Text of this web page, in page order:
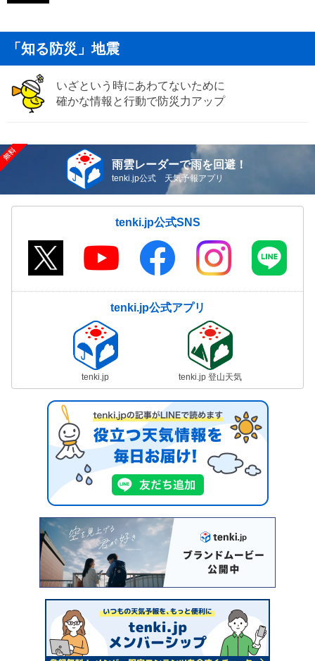
「知る防災」地震
いざという時にあわてないために
確かな情報と行動で防災力アップ
雨雲レーダーで雨を回避！
tenki.jp公式 天気予報アプリ
tenki.jp公式SNS
tenki.jp公式アプリ
tenki.jp tenki.jp 登山天気